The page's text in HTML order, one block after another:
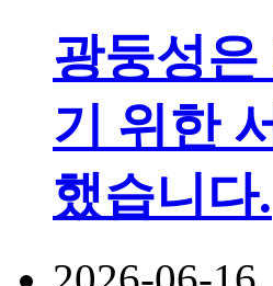
광둥성
기 위한
했습니다.